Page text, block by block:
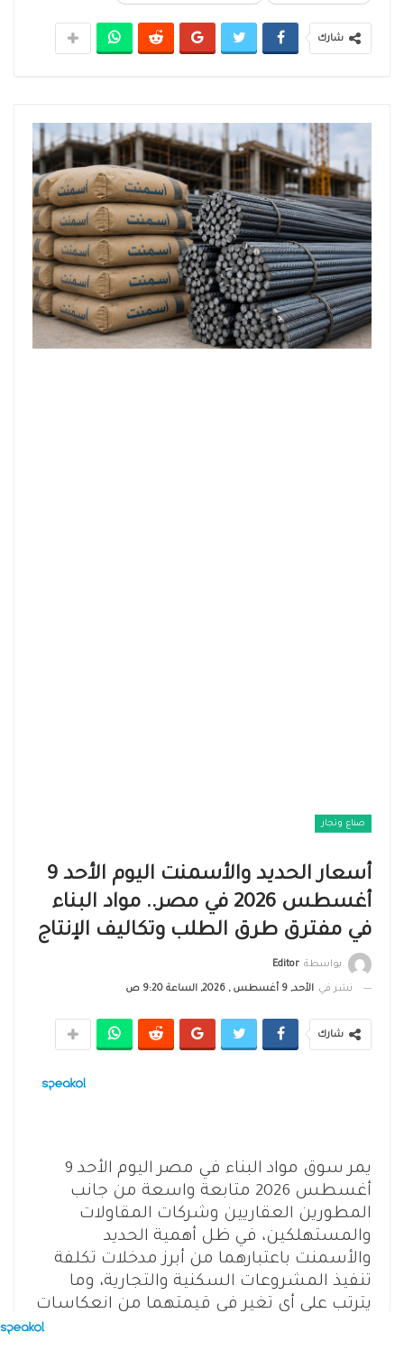
شارك
صناع وتجار
أسعار الحديد والأسمنت اليوم الأحد 9
أغسطس 2026 في مصر.. مواد البناء
في مفترق طرق الطلب وتكاليف الإنتاج
بواسطة Editor
نشر في الأحد, 9 أغسطس , 2026, الساعة 9:20 ص
شارك
يمر سوق مواد البناء في مصر اليوم الأحد 9
أغسطس 2026 متابعة واسعة من جانب
المطورين العقاريين وشركات المقاولات
والمستهلكين، في ظل أهمية الحديد
والأسمنت باعتبارهما من أبرز مدخلات تكلفة
تنفيذ المشروعات السكنية والتجارية، وما
يترتب على أي تغير في قيمتهما من انعكاسات